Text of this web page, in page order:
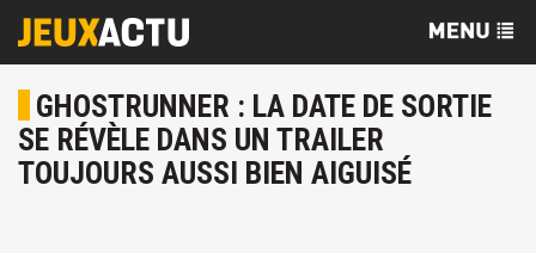
GHOSTRUNNER : LA DATE DE SORTIE
SE RÉVÈLE DANS UN TRAILER
TOUJOURS AUSSI BIEN AIGUISÉ